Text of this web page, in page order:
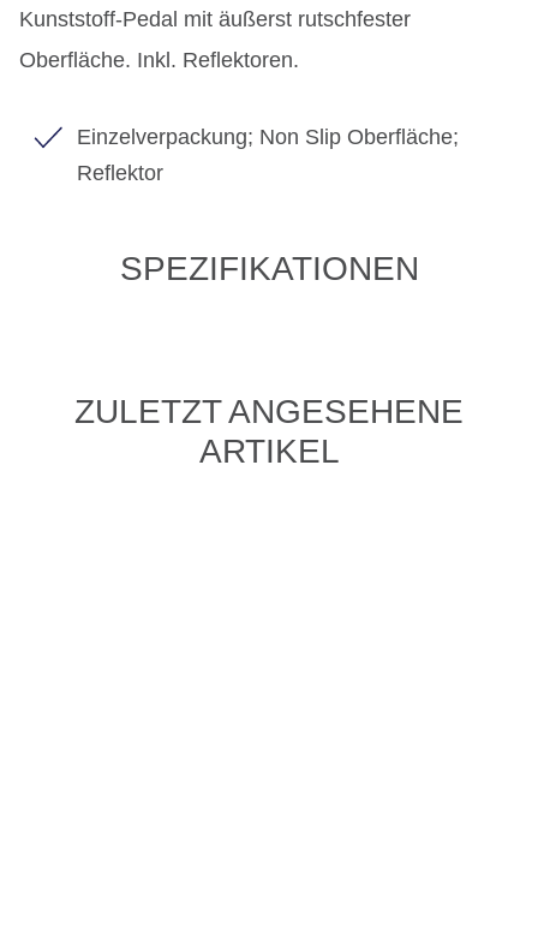
Kunststoff-Pedal mit äußerst rutschfester
Oberfläche. Inkl. Reflektoren.
Einzelverpackung; Non Slip Oberfläche;
Reflektor
SPEZIFIKATIONEN
ZULETZT ANGESEHENE
ARTIKEL